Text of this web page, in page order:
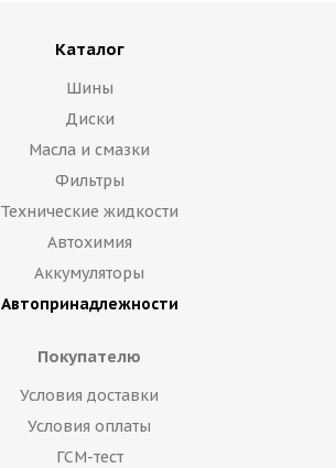
Каталог
Шины
Диски
Масла и смазки
Фильтры
Технические жидкости
Автохимия
Аккумуляторы
Автопринадлежности
Покупателю
Условия доставки
Условия оплаты
ГСМ-тест